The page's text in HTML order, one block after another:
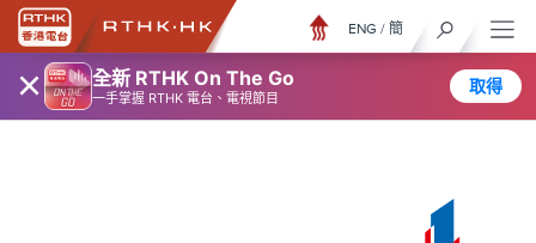
× 全新 RTHK On The Go
一手掌握 RTHK 電台、電視節目
取得
ENG / 簡